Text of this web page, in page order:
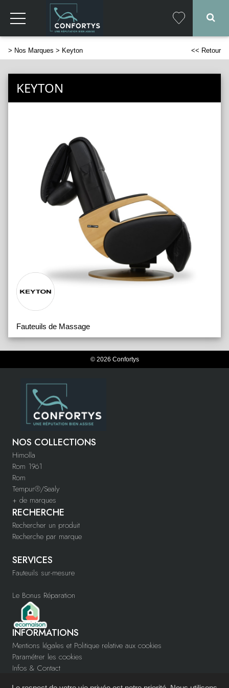
> Nos Marques > Keyton << Retour
KEYTON
Fauteuils de Massage
© 2026 Confortys
NOS COLLECTIONS
Himolla
Rom 1961
Rom
Tempur®/Sealy
+ de marques
RECHERCHE
Rechercher un produit
Recherche par marque
SERVICES
Fauteuils sur-mesure
Le Bonus Réparation
INFORMATIONS
Mentions légales et Politique relative aux cookies
Paramétrer les cookies
Infos & Contact